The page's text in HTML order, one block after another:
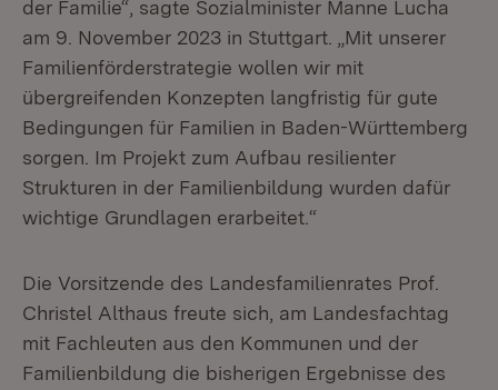
der Familie“, sagte Sozialminister Manne Lucha
am 9. November 2023 in Stuttgart. „Mit unserer
Familienförderstrategie wollen wir mit
übergreifenden Konzepten langfristig für gute
Bedingungen für Familien in Baden-Württemberg
sorgen. Im Projekt zum Aufbau resilienter
Strukturen in der Familienbildung wurden dafür
wichtige Grundlagen erarbeitet.“
Die Vorsitzende des Landesfamilienrates Prof.
Christel Althaus freute sich, am Landesfachtag
mit Fachleuten aus den Kommunen und der
Familienbildung die bisherigen Ergebnisse des